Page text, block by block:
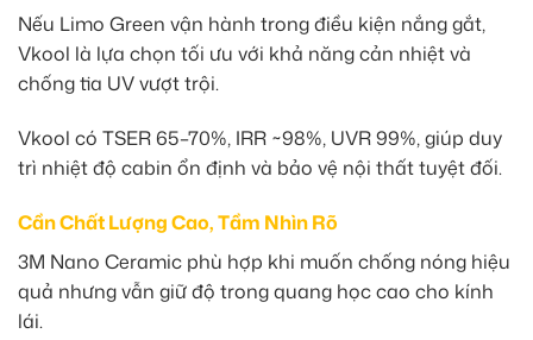
Nếu Limo Green vận hành trong điều kiện nắng gắt,
Vkool là lựa chọn tối ưu với khả năng cản nhiệt và
chống tia UV vượt trội.
Vkool có TSER 65–70%, IRR ~98%, UVR 99%, giúp duy
trì nhiệt độ cabin ổn định và bảo vệ nội thất tuyệt đối.
Cần Chất Lượng Cao, Tầm Nhìn Rõ
3M Nano Ceramic phù hợp khi muốn chống nóng hiệu
quả nhưng vẫn giữ độ trong quang học cao cho kính
lái.